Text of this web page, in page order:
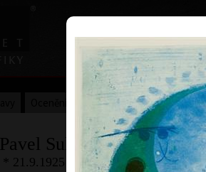
Home
Sbírky
Pavel Sukdolák
* 21.9.1925 † 12.6.2022